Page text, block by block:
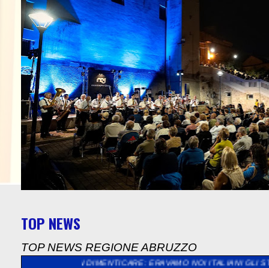
TOP NEWS
TOP NEWS REGIONE ABRUZZO
ERAVAMO NOI ITALIANI GLI STRANIERI, GLI